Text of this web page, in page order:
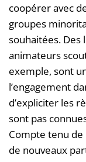
coopérer avec
groupes
souhaitées. Des
animateurs
exemple, sont
l’engagement
d’expliciter les
sont pas
Compte tenu de
de nouveaux